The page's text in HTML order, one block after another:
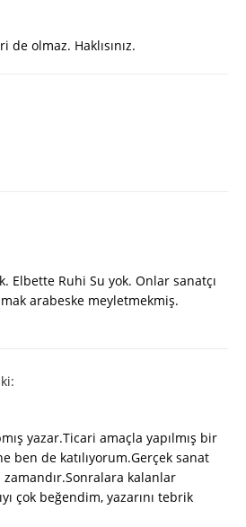
de olmaz. Haklısınız.
Elbette Ruhi Su yok. Onlar sanatçı
arabeske meyletmekmiş.
yazar.Ticari amaçla yapılmış bir
ben de katılıyorum.Gerçek sanat
kalanlar
çok beğendim, yazarını tebrik